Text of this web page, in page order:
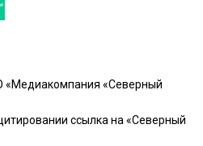
«Северный
ссылка на «Северный